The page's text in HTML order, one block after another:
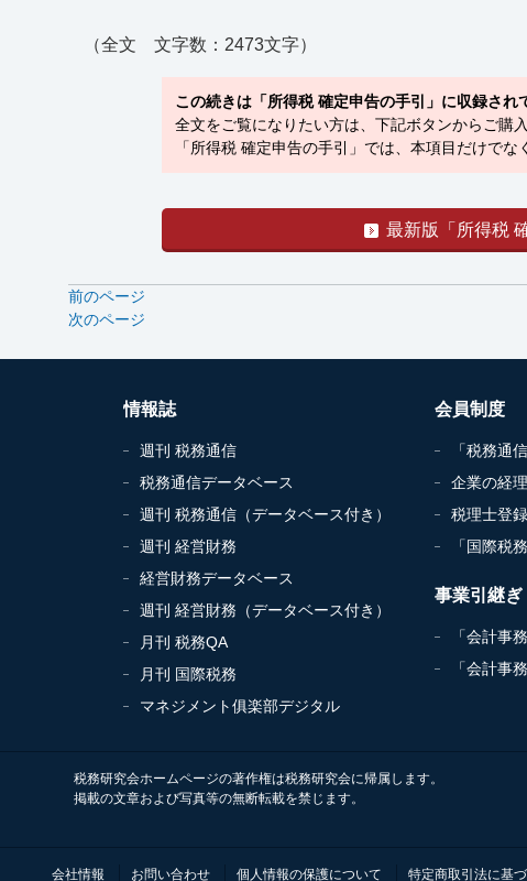
（全文 文字数：2473文字）
この続きは「所得税 確定申告の手引」に収録され
全文をご覧になりたい方は、下記ボタンからご購
「所得税 確定申告の手引」では、本項目だけでな
最新版「所得税
前のページ
次のページ
情報誌
週刊 税務通信
税務通信データベース
週刊 税務通信（データベース付き）
週刊 経営財務
経営財務データベース
週刊 経営財務（データベース付き）
月刊 税務QA
月刊 国際税務
マネジメント俱楽部デジタル
会員制度
「税務通
企業の経
税理士登
「国際税
事業引継
「会計事
「会計事
税務研究会ホームページの著作権は税務研究会に帰属します。
掲載の文章および写真等の無断転載を禁じます。
会社情報 お問い合わせ 個人情報の保護について 特定商取引法に基